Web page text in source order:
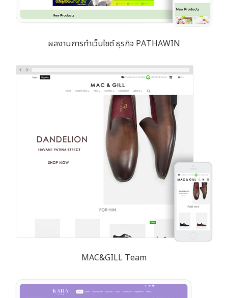
ผลงานการทำเว็บไซต์ ธุรกิจ PATHAWIN
MAC&GILL Team